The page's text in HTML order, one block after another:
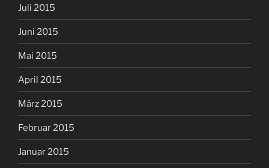
Juli 2015
Juni 2015
Mai 2015
April 2015
März 2015
Februar 2015
Januar 2015